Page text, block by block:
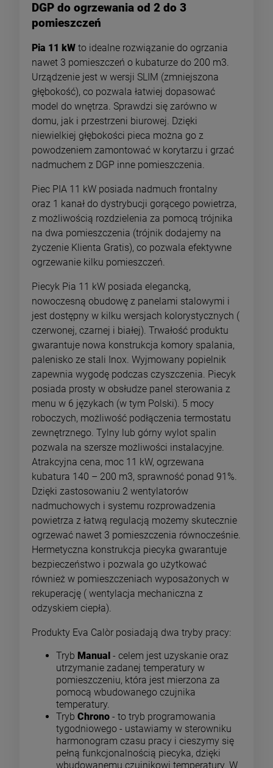
DGP do ogrzewania od 2 do 3
pomieszczeń
Pia 11 kW to idealne rozwiązanie do ogrzania
nawet 3 pomieszczeń o kubaturze do 200 m3.
Urządzenie jest w wersji SLIM (zmniejszona
głębokość), co pozwala łatwiej dopasować
model do wnętrza. Sprawdzi się zarówno w
domu, jak i przestrzeni biurowej. Dzięki
niewielkiej głębokości pieca można go z
powodzeniem zamontować w korytarzu i grzać
nadmuchem z DGP inne pomieszczenia.
Piec PIA 11 kW posiada nadmuch frontalny
oraz 1 kanał do dystrybucji gorącego powietrza,
z możliwością rozdzielenia za pomocą trójnika
na dwa pomieszczenia (trójnik dodajemy na
życzenie Klienta Gratis), co pozwala efektywne
ogrzewanie kilku pomieszczeń.
Piecyk Pia 11 kW posiada elegancką,
nowoczesną obudowę z panelami stalowymi i
jest dostępny w kilku wersjach kolorystycznych (
czerwonej, czarnej i białej). Trwałość produktu
gwarantuje nowa konstrukcja komory spalania,
palenisko ze stali Inox. Wyjmowany popielnik
zapewnia wygodę podczas czyszczenia. Piecyk
posiada prosty w obsłudze panel sterowania z
menu w 6 językach (w tym Polski). 5 mocy
roboczych, możliwość podłączenia termostatu
zewnętrznego. Tylny lub górny wylot spalin
pozwala na szersze możliwości instalacyjne.
Atrakcyjna cena, moc 11 kW, ogrzewana
kubatura 140 – 200 m3, sprawność ponad 91%.
Dzięki zastosowaniu 2 wentylatorów
nadmuchowych i systemu rozprowadzenia
powietrza z łatwą regulacją możemy skutecznie
ogrzewać nawet 3 pomieszczenia równocześnie.
Hermetyczna konstrukcja piecyka gwarantuje
bezpieczeństwo i pozwala go użytkować
również w pomieszczeniach wyposażonych w
rekuperację ( wentylacja mechaniczna z
odzyskiem ciepła).
Produkty Eva Calòr posiadają dwa tryby pracy:
Tryb Manual - celem jest uzyskanie oraz
utrzymanie zadanej temperatury w
pomieszczeniu, która jest mierzona za
pomocą wbudowanego czujnika
temperatury.
Tryb Chrono - to tryb programowania
tygodniowego - ustawiamy w sterowniku
harmonogram czasu pracy i cieszymy się
pełną funkcjonalnością piecyka, dzięki
wbudowanemu czujnikowi temperatury. W